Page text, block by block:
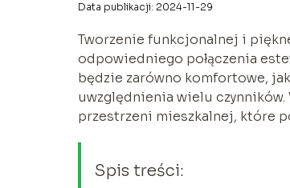
Data publikacji: 2024-11-29
Tworzenie funkcjonalnej i
odpowiedniego połączenia
będzie zarówno komfortowe,
uwzględnienia wielu
przestrzeni mieszkalnej, które
Spis treści: